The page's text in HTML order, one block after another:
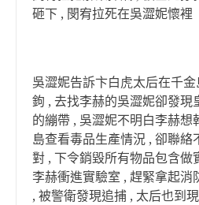
砸下 , 閔宥拉死在吳澀妮懷裡
吳澀妮告訴卞白虎太后在千
鉤 , 去找李赫的吳澀妮卻發現
的繃帶 , 吳澀妮不明白李赫想
島查看毒品生產情況 , 卻聯絡
對 , 下令銷毀所有物品包含做
李赫衝進實驗室 , 趕緊拿起消
, 被警衛發現追捕 , 太后也到